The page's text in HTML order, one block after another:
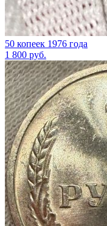
50 копеек 1976 года
1 800 руб.